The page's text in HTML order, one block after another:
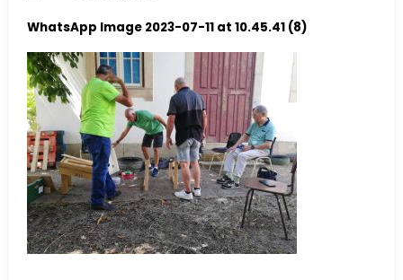
WhatsApp Image 2023-07-11 at 10.45.41 (8)